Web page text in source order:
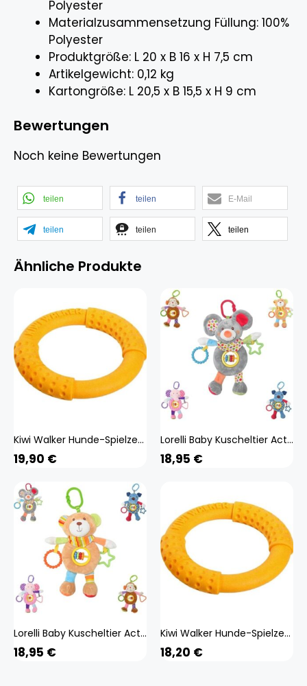
Polyester
Materialzusammensetzung Füllung: 100%
Polyester
Produktgröße: L 20 x B 16 x H 7,5 cm
Artikelgewicht: 0,12 kg
Kartongröße: L 20,5 x B 15,5 x H 9 cm
Bewertungen
Noch keine Bewertungen
teilen teilen E-Mail
teilen teilen teilen
Ähnliche Produkte
Kiwi Walker Hunde-Spielzeug Ring Orange, S, Ø 13 cm (Kauspielzeug), Hundespielzeug
19,90 €
Lorelli Baby Kuscheltier Activitiy Spielzeug Plüsch, Greifling, C-Ring ab Geburt grau
18,95 €
Lorelli Baby Kuscheltier Activitiy Spielzeug Plüsch, Greifling, C-Ring ab Geburt beige
18,95 €
Kiwi Walker Hunde-Spielzeug Ring Orange, M, Ø 17 cm (Kauspielzeug), Hundespielzeug
18,20 €